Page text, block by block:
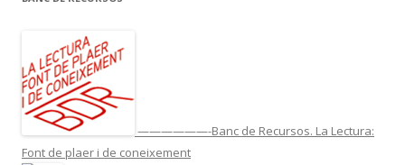
——————-Banc de Recursos. La Lectura:
Font de plaer i de coneixement